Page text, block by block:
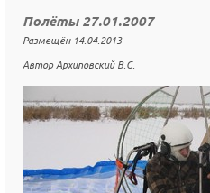
Полёты 27.01.2007
Размещён 14.04.2013
Автор Архиповский В.С.